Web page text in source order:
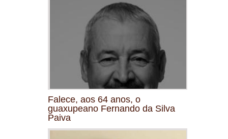
Falece, aos 64 anos, o
guaxupeano Fernando da Silva
Paiva